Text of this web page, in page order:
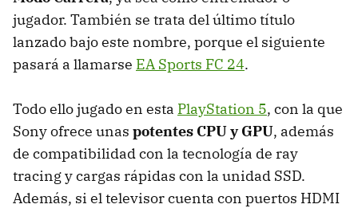
jugador. También se trata del último título
lanzado bajo este nombre, porque el siguiente
pasará a llamarse EA Sports FC 24.
Todo ello jugado en esta PlayStation 5, con la que
Sony ofrece unas potentes CPU y GPU, además
de compatibilidad con la tecnología de ray
tracing y cargas rápidas con la unidad SSD.
Además, si el televisor cuenta con puertos HDMI